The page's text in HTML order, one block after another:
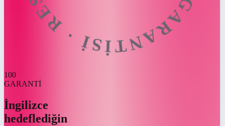
100
GARANTİ
İngilizce
hedeflediğin